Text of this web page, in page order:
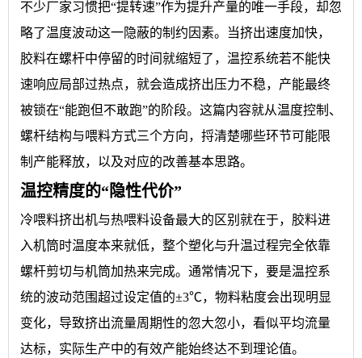
不少厂家习惯把“提转速”作为提升产量的唯一手段，却忽
略了温度波动这一隐蔽的制约因素。当挤出速度加快，
胶料在螺杆中停留的时间就缩短了，温控系统若不能快
速响应局部过热点，就会造成挤出压力不稳，产能最终
被锁在“能跑但不敢跑”的阶段。这篇内容就从温度控制、
螺杆结构与喂料方式三个方向，捋清楚哪些环节可能限
制产能释放，以及对应的改善基本思路。
温控精度的“隐性代价”
冷喂料挤出机与热喂料设备最大的区别就在于，胶料进
入机筒时温度本来就低，整个塑化与升温过程完全依靠
螺杆剪切与机筒加热来完成。通常情况下，要是温控系
统的波动范围超过设定值的±3℃，物料粘度会出现明显
变化，导致挤出流量周期性的忽大忽小，看似平均流量
达标，实际生产中的有效产能始终达不到理论值。